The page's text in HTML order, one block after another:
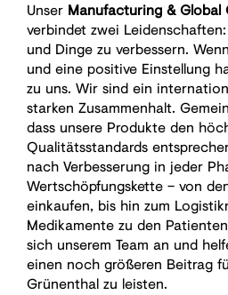
Unser Manufacturing & Global
verbindet zwei
und Dinge zu verbessern.
und eine positive Einstellung
zu uns. Wir sind ein
starken Zusammenhalt.
dass unsere Produkte den
Qualitätsstandards
nach Verbesserung in jeder
Wertschöpfungskette – von
einkaufen, bis hin zum
Medikamente zu den
sich unserem Team an und
einen noch größeren Beitrag
Grünenthal zu leisten.